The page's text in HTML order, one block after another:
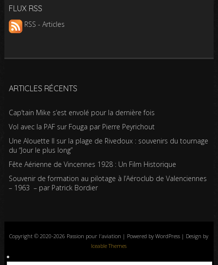
FLUX RSS
RSS - Articles
ARTICLES RÉCENTS
Cap’tain Mike s’est envolé pour la dernière fois
Vol avec la PAF sur Fouga par Pierre Peyrichout
Une Alouette II sur la plage de Rivedoux : souvenirs du tournage
du “Jour le plus long”
Fête Aérienne de Vincennes 1928 : Un Film Historique
Souvenir de formation au pilotage à l’Aéroclub de Valenciennes
– 1963 – par Patrick Bordier
Copyright © 2020-2026 Passion pour l'aviation | Powered by WordPress | Design by
Iceable Themes